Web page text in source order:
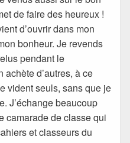
de faire des heureux !
d’ouvrir dans mon
bonheur. Je revends
pendant le
achète d’autres, à ce
vident seuls, sans que je
J’échange beaucoup
camarade de classe qui
et classeurs du